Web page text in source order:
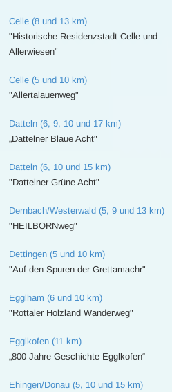
Celle (8 und 13 km)
"Historische Residenzstadt Celle und
Allerwiesen"
Celle (5 und 10 km)
"Allertalauenweg"
Datteln (6, 9, 10 und 17 km)
„Dattelner Blaue Acht"
Datteln (6, 10 und 15 km)
"Dattelner Grüne Acht"
Dernbach/Westerwald (5, 9 und 13 km)
"HEILBORNweg"
Dettingen (5 und 10 km)
"Auf den Spuren der Grettamachr"
Egglham (6 und 10 km)
"Rottaler Holzland Wanderweg"
Egglkofen (11 km)
„800 Jahre Geschichte Egglkofen“
Ehingen/Donau (5, 10 und 15 km)